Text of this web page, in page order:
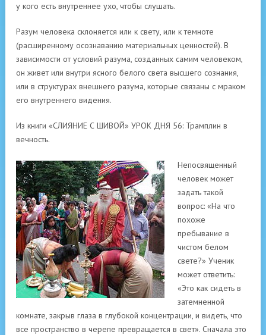
у кого есть внутреннее ухо, чтобы слушать.
Разум человека склоняется или к свету, или к темноте
(расширенному осознаванию материальных ценностей). В
зависимости от условий разума, созданных самим человеком,
он живет или внутри ясного белого света высшего сознания,
или в структурах внешнего разума, которые связаны с мраком
его внутреннего видения.
Из книги «СЛИЯНИЕ С ШИВОЙ» УРОК ДНЯ 56: Трамплин в
вечность.
Непосвященный
человек может
задать такой
вопрос: «На что
похоже
пребывание в
чистом белом
свете?» Ученик
может ответить:
«Это как сидеть в
затемненной
комнате, закрыв глаза в глубокой концентрации, и видеть, что
все пространство в черепе превращается в свет». Сначала это